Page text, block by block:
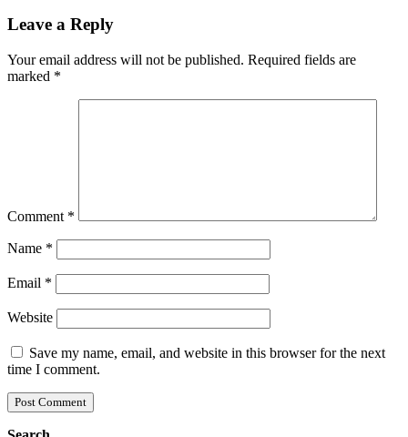
Leave a Reply
Your email address will not be published. Required fields are
marked *
Comment *
Name *
Email *
Website
Save my name, email, and website in this browser for the next
time I comment.